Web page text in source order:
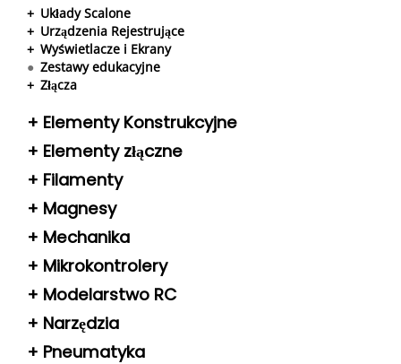
+ Układy Scalone
+ Urządzenia Rejestrujące
+ Wyświetlacze i Ekrany
● Zestawy edukacyjne
+ Złącza
+ Elementy Konstrukcyjne
+ Elementy złączne
+ Filamenty
+ Magnesy
+ Mechanika
+ Mikrokontrolery
+ Modelarstwo RC
+ Narzędzia
+ Pneumatyka